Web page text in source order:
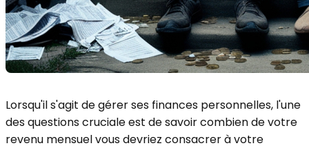
Lorsqu'il s'agit de gérer ses finances personnelles, l'une
des questions cruciale est de savoir combien de votre
revenu mensuel vous devriez consacrer à votre